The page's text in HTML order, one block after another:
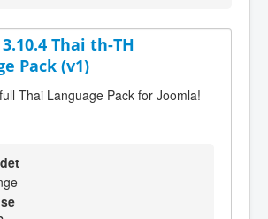
Thai th-TH
Pack (v1)
Thai Language Pack for Joomla!